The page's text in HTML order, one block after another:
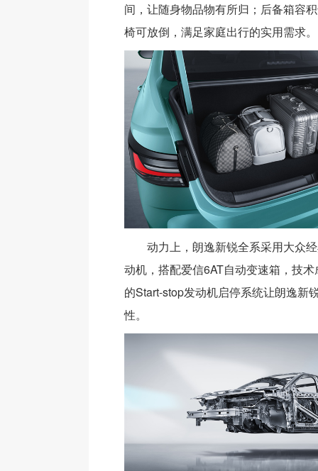
间，让随身物品物有所归；后备箱容
椅可放倒，满足家庭出行的实用需求。
动力上，朗逸新锐全系采用大众
动机，搭配爱信6AT自动变速箱，技
的Start-stop发动机启停系统让朗逸新
性。